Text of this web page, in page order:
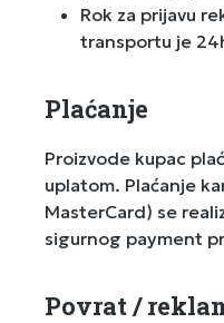
Rok za prijavu
transportu je
Plaćanje
Proizvode kupac
uplatom. Plaćanje
MasterCard) se
sigurnog payment
Povrat /